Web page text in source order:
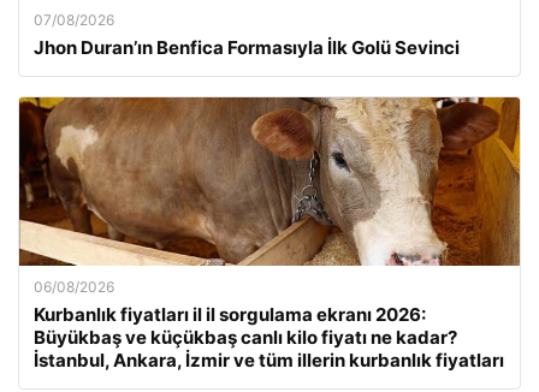
07/08/2026
Jhon Duran’ın Benfica Formasıyla İlk Golü Sevinci
06/08/2026
Kurbanlık fiyatları il il sorgulama ekranı 2026:
Büyükbaş ve küçükbaş canlı kilo fiyatı ne kadar?
İstanbul, Ankara, İzmir ve tüm illerin kurbanlık fiyatları